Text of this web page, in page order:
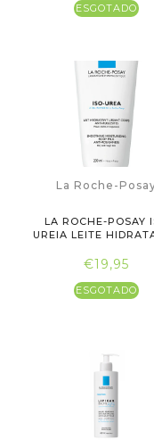
ESGOTADO
La Roche-
LA ROCHE-POSAY
UREIA LEITE
€19,95
ESGOTADO